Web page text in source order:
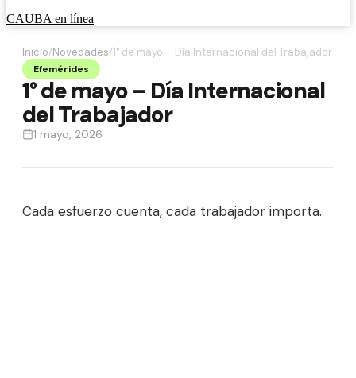
CAUBA en línea
Inicio/Novedades/1° de mayo – Día Internacional del Trabajador
Efemérides
1° de mayo – Día Internacional
del Trabajador
1 mayo, 2026
Cada esfuerzo cuenta, cada trabajador importa.